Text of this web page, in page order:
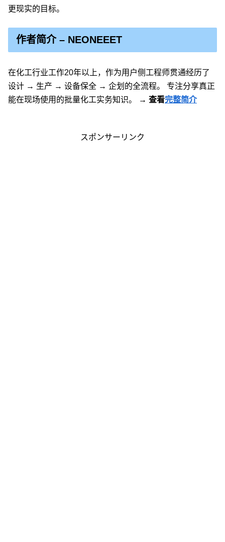
更现实的目标。
作者简介 – NEONEEET
在化工行业工作20年以上，作为用户侧工程师贯通经历了
设计 → 生产 → 设备保全 → 企划的全流程。 专注分享真正
能在现场使用的批量化工实务知识。
→ 查看完整简介
スポンサーリンク